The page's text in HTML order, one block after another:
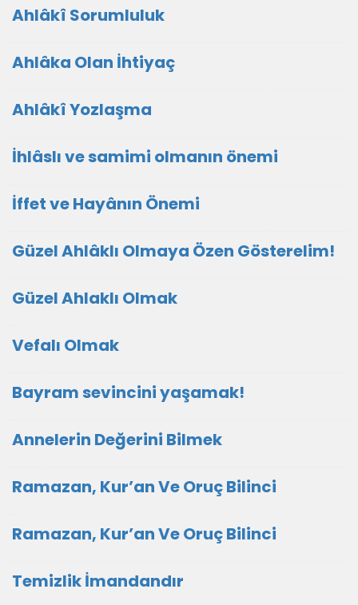
Ahlâkî Sorumluluk
Ahlâka Olan İhtiyaç
Ahlâkî Yozlaşma
İhlâslı ve samimi olmanın önemi
İffet ve Hayânın Önemi
Güzel Ahlâklı Olmaya Özen Gösterelim!
Güzel Ahlaklı Olmak
Vefalı Olmak
Bayram sevincini yaşamak!
Annelerin Değerini Bilmek
Ramazan, Kur’an Ve Oruç Bilinci
Ramazan, Kur’an Ve Oruç Bilinci
Temizlik İmandandır